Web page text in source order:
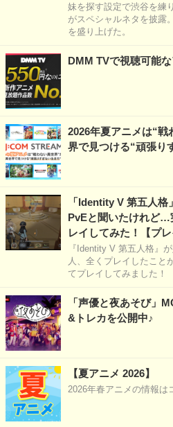
妹を探す設定で渋谷を練
がスペシャルネタを披露
を盛り上げた。
DMM TVで視聴可能な
2026年夏アニメは“戦
界で見つける“頑張り
「Identity V 第五人
PvEと聞いたけれど…
レイしてみた！【プレ
『Identity V 第五人格』
人、全くプレイしたこと
てプレイしてみました！
「声優と夜あそび」
&トレカを公開中♪
【夏アニメ 2026】
2026年春アニメの情報は